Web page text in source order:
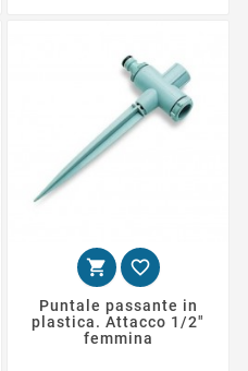
 
Puntale passante in
plastica. Attacco 1/2"
femmina